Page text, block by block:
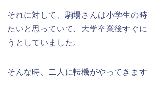
それに対して、駒場さんは小学生の
たいと思っていて、大学卒業後すぐ
うとしていました。
そんな時、二人に転機がやってきます